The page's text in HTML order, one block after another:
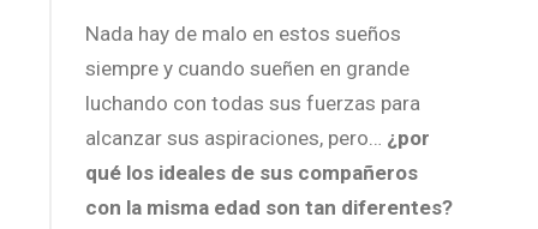
Nada hay de malo en estos sueños
siempre y cuando sueñen en grande
luchando con todas sus fuerzas para
alcanzar sus aspiraciones, pero… ¿por
qué los ideales de sus compañeros
con la misma edad son tan diferentes?